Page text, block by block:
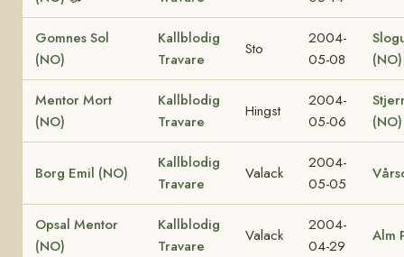
Gomnes Sol
(NO)
Kallblodig
Travare
Sto
2004-
05-08
(NO)
Mentor Mort
(NO)
Kallblodig
Travare
Hingst
2004-
05-06
(NO)
Borg Emil (NO)
Kallblodig
Travare
Valack
2004-
05-05
Opsal Mentor
(NO)
Kallblodig
Travare
Valack
2004-
04-29
Alm